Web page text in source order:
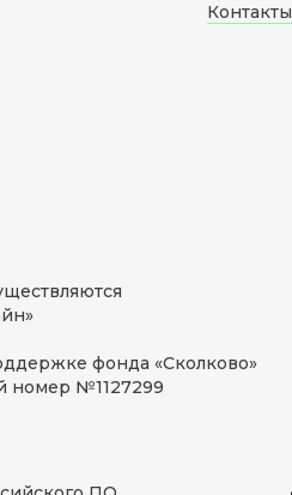
Контакты
фонда «Сколково»
номер №1127299